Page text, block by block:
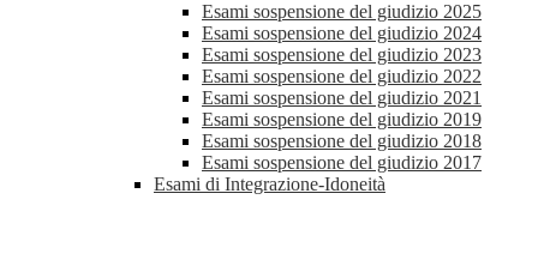
Esami sospensione del giudizio 2025
Esami sospensione del giudizio 2024
Esami sospensione del giudizio 2023
Esami sospensione del giudizio 2022
Esami sospensione del giudizio 2021
Esami sospensione del giudizio 2019
Esami sospensione del giudizio 2018
Esami sospensione del giudizio 2017
Esami di Integrazione-Idoneità